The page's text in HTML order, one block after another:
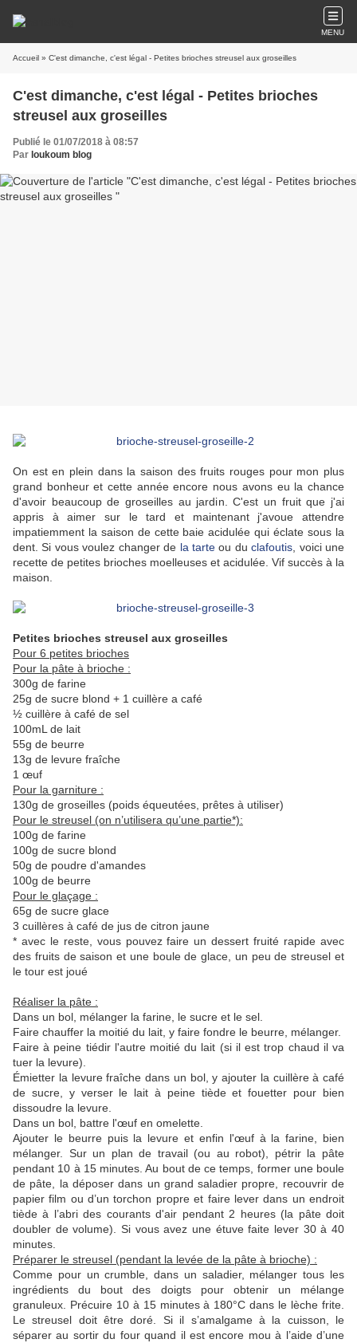
MENU
Accueil » C'est dimanche, c'est légal - Petites brioches streusel aux groseilles
C'est dimanche, c'est légal - Petites brioches
streusel aux groseilles
Publié le 01/07/2018 à 08:57
Par loukoum blog
On est en plein dans la saison des fruits rouges pour mon plus
grand bonheur et cette année encore nous avons eu la chance
d'avoir beaucoup de groseilles au jardin. C'est un fruit que j'ai
appris à aimer sur le tard et maintenant j'avoue attendre
impatiemment la saison de cette baie acidulée qui éclate sous la
dent. Si vous voulez changer de la tarteou duclafoutis , voici une
recette de petites brioches moelleuses et acidulée. Vif succès à la
maison.
Petites brioches streusel aux groseilles
Pour 6 petites brioches
Pour la pâte à brioche :
300g de farine
25g de sucre blond + 1 cuillère a café
½ cuillère à café de sel
100mL de lait
55g de beurre
13g de levure fraîche
1 œuf
Pour la garniture :
130g de groseilles (poids équeutées, prêtes à utiliser)
Pour le streusel (on n’utilisera qu’une partie*):
100g de farine
100g de sucre blond
50g de poudre d'amandes
100g de beurre
Pour le glaçage :
65g de sucre glace
3 cuillères à café de jus de citron jaune
* avec le reste, vous pouvez faire un dessert fruité rapide avec
des fruits de saison et une boule de glace, un peu de streusel et
le tour est joué
Réaliser la pâte :
Dans un bol, mélanger la farine, le sucre et le sel.
Faire chauffer la moitié du lait, y faire fondre le beurre, mélanger.
Faire à peine tiédir l'autre moitié du lait (si il est trop chaud il va
tuer la levure).
Émietter la levure fraîche dans un bol, y ajouter la cuillère à café
de sucre, y verser le lait à peine tiède et fouetter pour bien
dissoudre la levure.
Dans un bol, battre l'œuf en omelette.
Ajouter le beurre puis la levure et enfin l'œuf à la farine, bien
mélanger. Sur un plan de travail (ou au robot), pétrir la pâte
pendant 10 à 15 minutes. Au bout de ce temps, former une boule
de pâte, la déposer dans un grand saladier propre, recouvrir de
papier film ou d’un torchon propre et faire lever dans un endroit
tiède à l’abri des courants d'air pendant 2 heures (la pâte doit
doubler de volume). Si vous avez une étuve faite lever 30 à 40
minutes.
Préparer le streusel (pendant la levée de la pâte à brioche) :
Comme pour un crumble, dans un saladier, mélanger tous les
ingrédients du bout des doigts pour obtenir un mélange
granuleux. Précuire 10 à 15 minutes à 180°C dans le lèche frite.
Le streusel doit être doré. Si il s’amalgame à la cuisson, le
séparer au sortir du four quand il est encore mou à l’aide d’une